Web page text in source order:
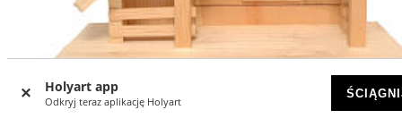
Holyart app
Odkryj teraz aplikację Holyart